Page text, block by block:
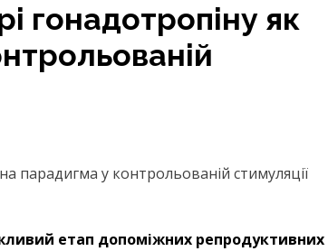
гонадотропіну як
етап допоміжних репродуктивних